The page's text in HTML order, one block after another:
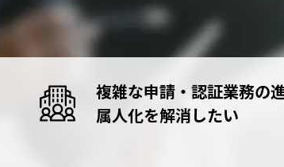
SkyAce for Inspection
clinico 医療相談システム(MSWシス
N-BiT
N-BiT Luce（エヌビット ルーチェ）
複雑な申請・認証業務の
属人化を解消したい